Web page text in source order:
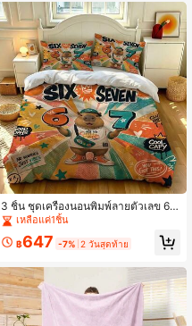
3 ชิ้น ชุดเครื่องนอนพิมพ์ลายตัวเลข 6
7, ผ้าโพลีเอสเตอร์, ประกอบด้วยปลอกผ้
านวม 1 ชิ้น + ปลอกหมอน 2 ชิ้น, ไม่มีไ
ส้ใน, ชุดเครื่องนอนส่วนบุคคล, ปลอกผ้า
องความต้องการที่แตกต่างกัน, เหมาะ
สำหรับเด็กผู้ชาย, เด็กผู้หญิง, ผู้ใหญ่, วัย
รุ่น, คู่รัก, ห้องนอน, ห้องพักแขก, ขนาด
คิงไซส์, ของขวัญที่สมบูรณ์แบบสำหรับเ
พื่อนและครอบครัว
เหลือแค่1ชิ้น
฿647 -7% 2 วันสุดท้าย